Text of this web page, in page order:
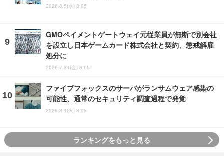
2026.8.5(水) 8:05
GMOペイメントゲートウェイ元従業員が無断で別会社
を設立し日本ゲームカード株式会社と契約、懲戒解雇
処分に
2026.7.31(金) 8:05
ファイブフォックスのサーバがランサムウェア感染の
可能性、通常のセキュリティ調査過程で発覚
2026.8.4(火) 8:05
ランキングをもっと見る